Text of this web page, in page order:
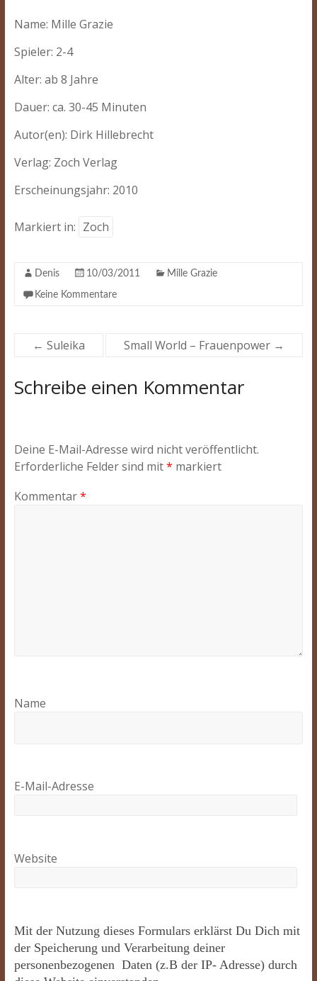
Name: Mille Grazie
Spieler: 2-4
Alter: ab 8 Jahre
Dauer: ca. 30-45 Minuten
Autor(en): Dirk Hillebrecht
Verlag: Zoch Verlag
Erscheinungsjahr: 2010
Markiert in: Zoch
Denis 10/03/2011 Mille Grazie
Keine Kommentare
← Suleika Small World – Frauenpower →
Schreibe einen Kommentar
Deine E-Mail-Adresse wird nicht veröffentlicht.
Erforderliche Felder sind mit* markiert
Kommentar*
Name
E-Mail-Adresse
Website
Mit der Nutzung dieses Formulars erklärst Du Dich mit
der Speicherung und Verarbeitung deiner
personenbezogenen Daten (z.B der IP- Adresse) durch